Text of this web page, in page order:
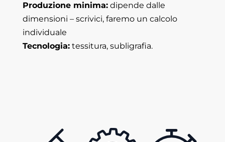
Produzione minima:dipende dalle
dimensioni – scrivici, faremo un calcolo
individuale
Tecnologia:tessitura, subligrafia.